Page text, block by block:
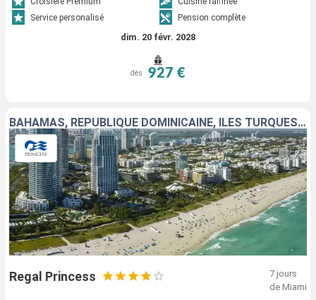
Service personalisé
Pension complète
dim. 20 févr. 2028
dès 927 €
BAHAMAS, RÉPUBLIQUE DOMINICAINE, ÎLES TURQUES-ET-CAÏQUES, ÉTATS-UNIS
Regal Princess
7 jours
de Miami